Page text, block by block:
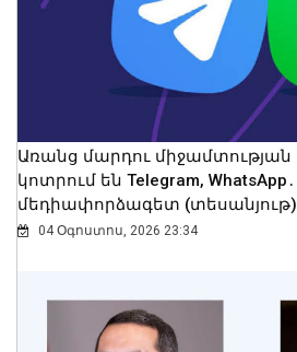
ՀՀ-ի և Ղազախստանի
Առանց մարդու միջամտության
կոտրում են Telegram, WhatsApp․
մեդիափորձագետ (տեսանյութ)
04 Օգոստոս, 2026 23:34